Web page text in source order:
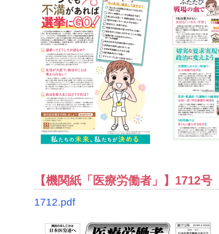
【機関紙「医療労働者」】1712号
1712.pdf